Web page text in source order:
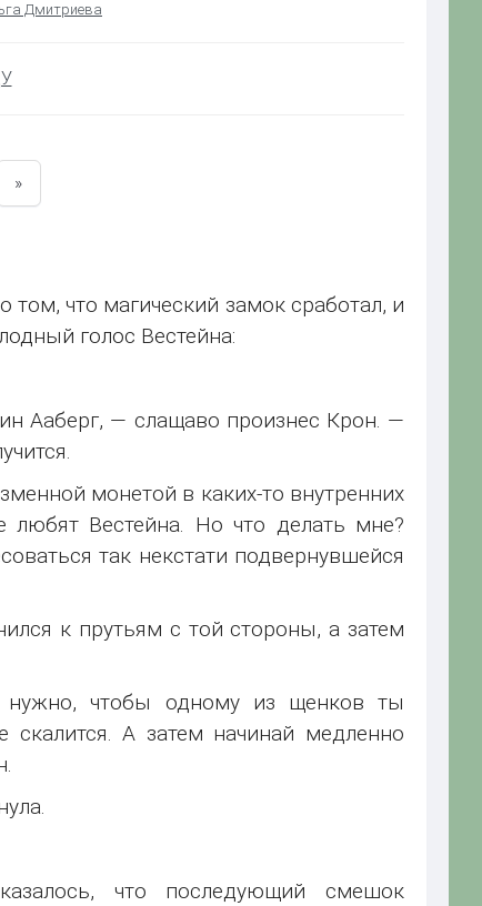
Дмитриева
»
что магический замок сработал, и
голос Вестейна:
Ааберг, — слащаво произнес Крон. —
монетой в каких-то внутренних
Вестейна. Но что делать мне?
так некстати подвернувшейся
к прутьям с той стороны, а затем
чтобы одному из щенков ты
А затем начинай медленно
что последующий смешок